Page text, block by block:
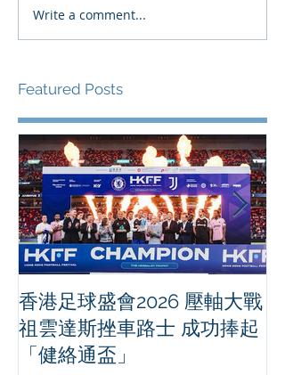
Write a comment...
Featured Posts
香港足球盛會2026 壓軸大戰
祖雲達斯挫車路士 成功捧起
「健絡通盃」